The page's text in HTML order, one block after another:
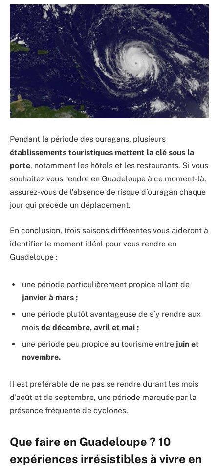
Pendant la période des ouragans, plusieurs
établissements touristiques mettent la clé sous la
porte, notamment les hôtels et les restaurants. Si vous
souhaitez vous rendre en Guadeloupe à ce moment-là,
assurez-vous de l’absence de risque d’ouragan chaque
jour qui précède un déplacement.
En conclusion, trois saisons différentes vous aideront à
identifier le moment idéal pour vous rendre en
Guadeloupe :
une période particulièrement propice allant de
janvier à mars ;
une période plutôt avantageuse de s’y rendre aux
mois de décembre, avril et mai ;
une période peu propice au tourisme entre juin et
novembre.
Il est préférable de ne pas se rendre durant les mois
d’août et de septembre, une période marquée par la
présence fréquente de cyclones.
Que faire en Guadeloupe ? 10
expériences irrésistibles à vivre en